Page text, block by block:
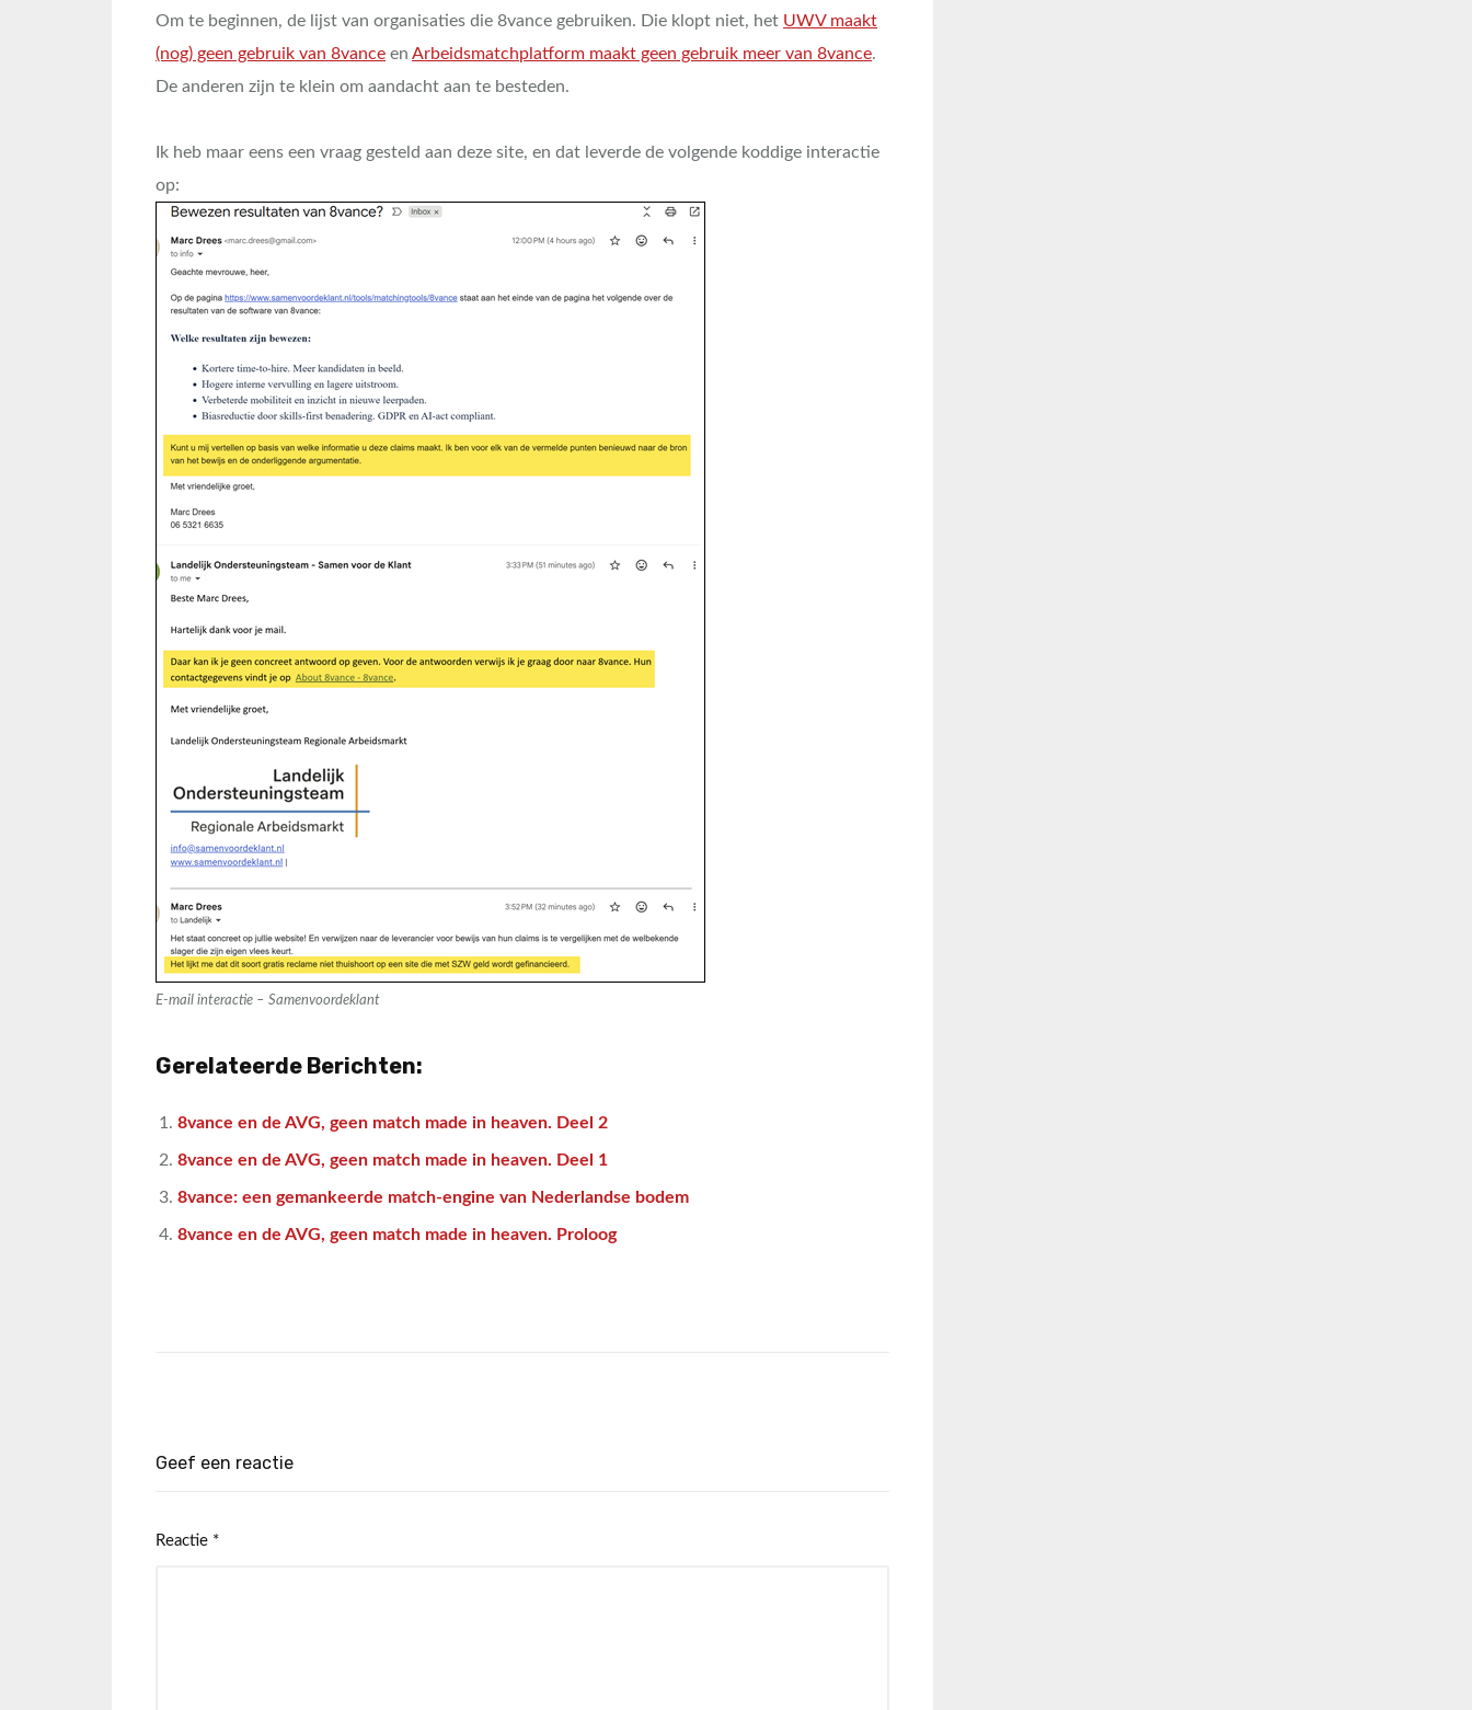
Om te beginnen, de lijst van organisaties die 8vance gebruiken. Die klopt niet, het UWV maakt
(nog) geen gebruik van 8vance en Arbeidsmatchplatform maakt geen gebruik meer van 8vance.
De anderen zijn te klein om aandacht aan te besteden.
Ik heb maar eens een vraag gesteld aan deze site, en dat leverde de volgende koddige interactie
op:
E-mail interactie – Samenvoordeklant
Gerelateerde Berichten:
8vance en de AVG, geen match made in heaven. Deel 2
8vance en de AVG, geen match made in heaven. Deel 1
8vance: een gemankeerde match-engine van Nederlandse bodem
8vance en de AVG, geen match made in heaven. Proloog
Geef een reactie
Reactie *